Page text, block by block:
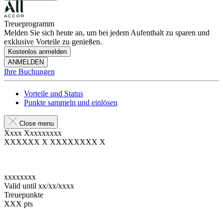
Treueprogramm
Melden Sie sich heute an, um bei jedem Aufenthalt zu sparen und
exklusive Vorteile zu genießen.
Kostenlos anmelden
ANMELDEN
Ihre Buchungen
Vorteile und Status
Punkte sammeln und einlösen
Close menu
Xxxx Xxxxxxxxx
XXXXXX X XXXXXXXX X
xxxxxxxx
Valid until xx/xx/xxxx
Treuepunkte
XXX pts